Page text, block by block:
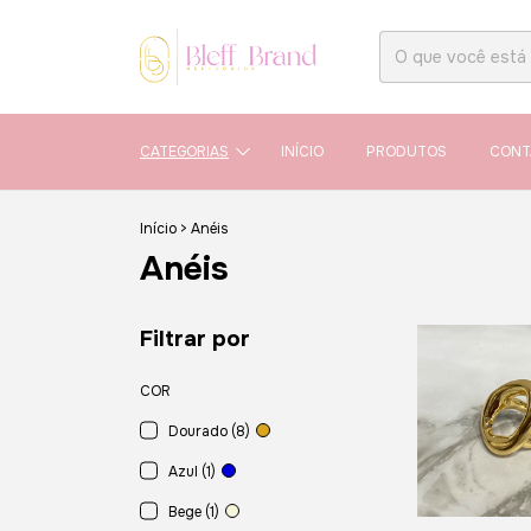
CATEGORIAS INÍCIO PRODUTOS
Início > Anéis
Anéis
Filtrar por
COR
Dourado (8)
Azul (1)
Bege (1)